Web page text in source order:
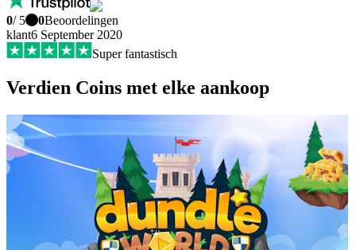
0/ 5 0Beoordelingen
klant6 September 2020
Super fantastisch
Verdien Coins met elke aankoop